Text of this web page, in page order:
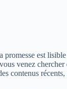
est lisible
venez
contenus